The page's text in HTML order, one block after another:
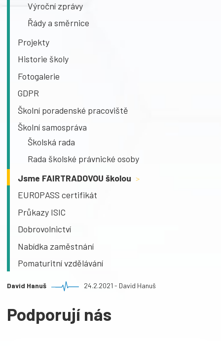
Výroční zprávy
Řády a směrnice
Projekty
Historie školy
Fotogalerie
GDPR
Školní poradenské pracoviště
Školní samospráva
Školská rada
Rada školské právnické osoby
Jsme FAIRTRADOVOU školou
>
EUROPASS certifikát
Průkazy ISIC
Dobrovolnictví
Nabídka zaměstnání
Pomaturitní vzdělávání
David Hanuš 24.2.2021 - David Hanuš
Podporují nás